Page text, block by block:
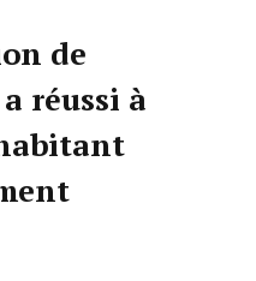
de
réussi à